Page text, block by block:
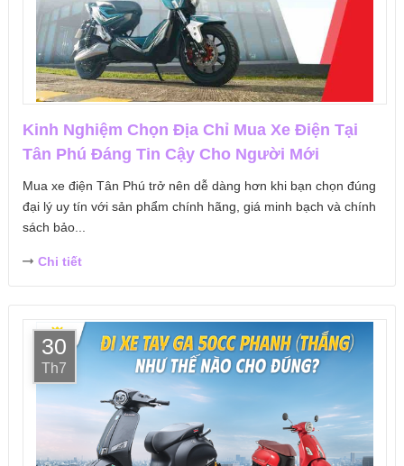
Kinh Nghiệm Chọn Địa Chỉ Mua Xe Điện Tại
Tân Phú Đáng Tin Cậy Cho Người Mới
Mua xe điện Tân Phú trở nên dễ dàng hơn khi bạn chọn đúng
đại lý uy tín với sản phẩm chính hãng, giá minh bạch và chính
sách bảo...
Chi tiết
30
Th7